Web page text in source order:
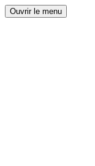
Ouvrir le menu